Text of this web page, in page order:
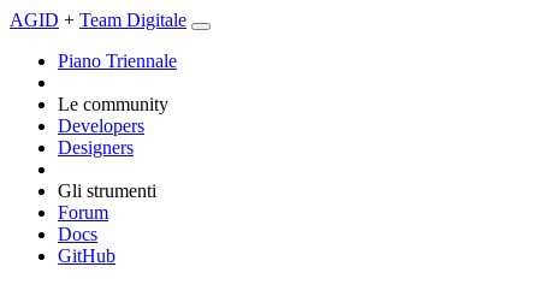
AGID + Team Digitale
Piano Triennale
Le community
Developers
Designers
Gli strumenti
Forum
Docs
GitHub